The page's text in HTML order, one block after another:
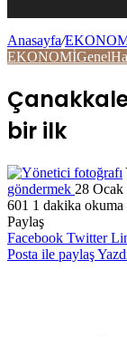
Anasayfa/
EKONOMİGenel
bir ilk
göndermek 28 Ocak
601 1 dakika okuma
Paylaş
Facebook Twitter
Posta ile paylaş